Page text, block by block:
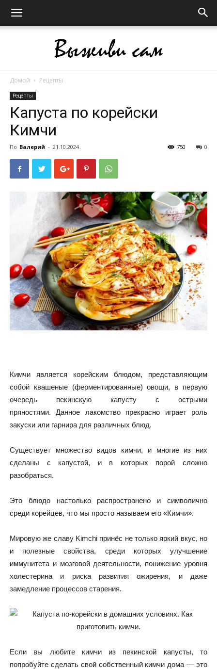
Домой Рецепты
Рецепты
Капуста по корейски
Кимчи
По Валерий - 21.10.2024 0
750
Кимчи является корейским блюдом, представляющим
собой квашеные (ферментированные) овощи, в первую
очередь пекинскую капусту с острыми
пряностями. Данное лакомство прекрасно играет роль
закуски или гарнира для различных блюд.
Существует множество видов кимчи, и многие из них
сделаны с капустой, и в которых порой сложно
разобраться.
Это блюдо настолько распространено и символично
среди корейцев, что мы просто называем его «Кимчи».
Мировую же славу Kimchi принёс не только яркий вкус, но
и полезные свойства, среди которых улучшение
иммунитета и мозговой деятельности, понижение уровня
холестерина и риска развития ожирения, и даже
замедление процессов старения.
Если вы любите кимчи из пекинской капусты, то
попробуйте сделать свой собственный кимчи дома — это